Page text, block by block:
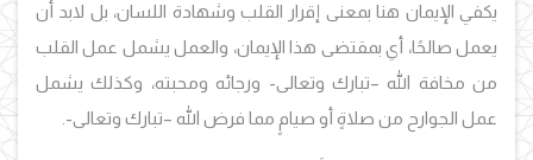
يكفي الإيمان هنا بمعنى إقرار القلب وشهادة اللسان، بل لابد أن
يعمل صالحًا، أي بمقتضى هذا الإيمان، والعمل يشمل عمل القلب
من مخافة الله –تبارك وتعالى- ورجائه ومحبته، وكذلك يشمل
عمل الجوارح من صلاةٍ أو صيامٍ مما فرض الله –تبارك وتعالى-.